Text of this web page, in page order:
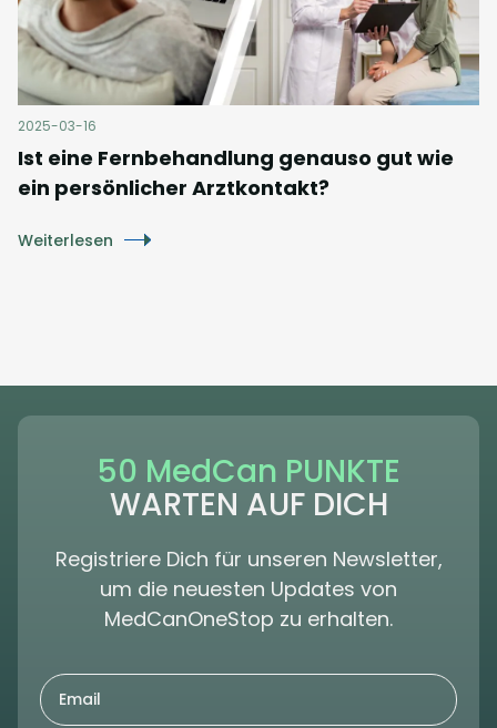
2025-03-16
Ist eine Fernbehandlung genauso gut wie
ein persönlicher Arztkontakt?
Weiterlesen
50 MedCan PUNKTE
WARTEN AUF DICH
Registriere Dich für unseren Newsletter,
um die neuesten Updates von
MedCanOneStop zu erhalten.